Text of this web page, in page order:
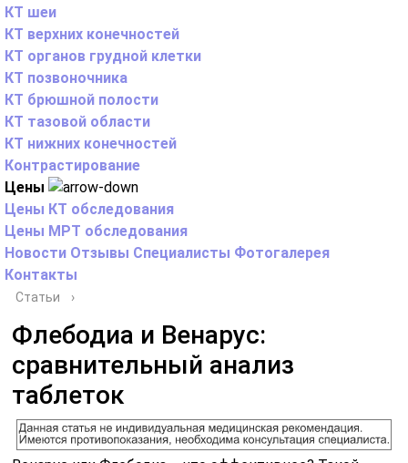
КТ шеи
КТ верхних конечностей
КТ органов грудной клетки
КТ позвоночника
КТ брюшной полости
КТ тазовой области
КТ нижних конечностей
Контрастирование
Цены
Цены КТ обследования
Цены МРТ обследования
Новости Отзывы Специалисты Фотогалерея
Контакты
Статьи ›
Флебодиа и Венарус:
сравнительный анализ
таблеток